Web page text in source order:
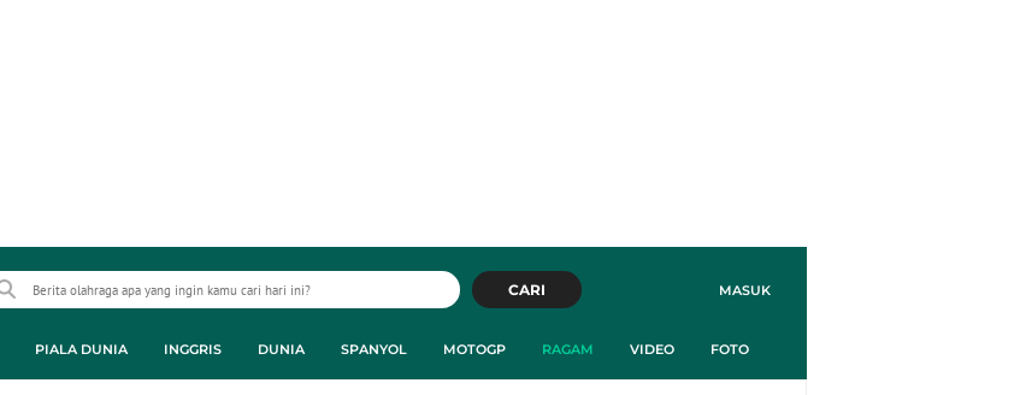
MASUK
CARI
PIALA DUNIA INGGRIS DUNIA SPANYOL MOTOGP RAGAM VIDEO FOTO